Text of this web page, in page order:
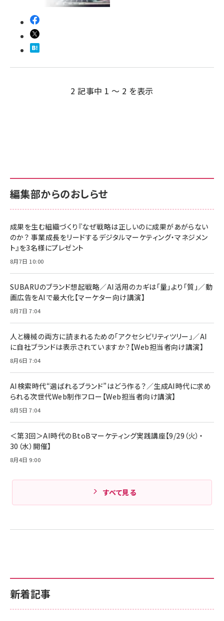
2 記事中 1 ～ 2 を表示
新着記事
編集部からのおしらせ
成果を生む組織づくり『なぜ戦略は正しいのに成果があがらない
のか？ 事業成長をリードするデジタルマーケティング・マネジメン
ト』を3名様にプレゼント
8月7日 10:00
SUBARUのブランド想起戦略／AI活用のカギは「量」より「質」／動
画広告をAIで最大化【マーケター向け講演】
8月7日 7:04
人と機械の両方に読まれるための「アクセシビリティツリー」／AI
に自社ブランドは表示されていますか？【Web担当者向け講演】
8月6日 7:04
AI検索時代“選ばれるブランド”はどう作る？／生成AI時代に求め
られる次世代Web制作フロー【Web担当者向け講演】
8月5日 7:04
＜第3回＞AI時代のBtoBマーケティング実践講座【9/29（火）・
30（水）開催】
8月4日 9:00
すべて見る